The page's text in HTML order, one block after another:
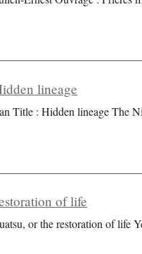
lineage
Title : Hidden lineage The
of life
or the restoration of life